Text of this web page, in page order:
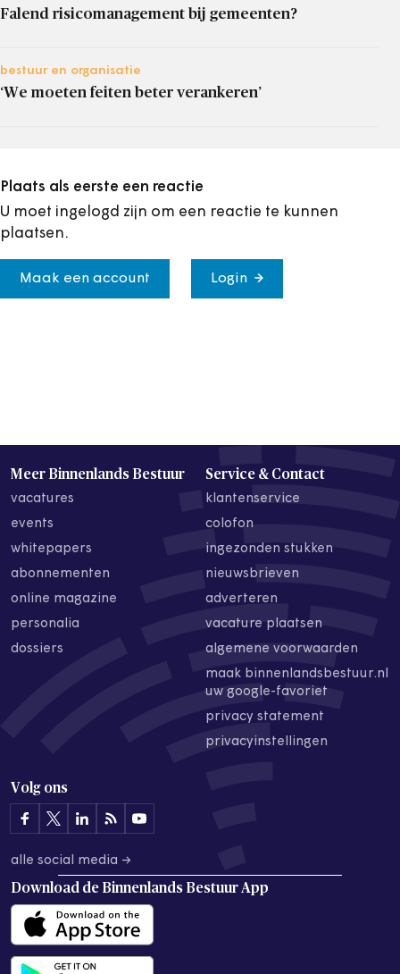
Falend risicomanagement bij gemeenten?
bestuur en organisatie
‘We moeten feiten beter verankeren’
Plaats als eerste een reactie
U moet ingelogd zijn om een reactie te kunnen
plaatsen.
Maak een account Login
Meer Binnenlands Bestuur
vacatures
events
whitepapers
abonnementen
online magazine
personalia
dossiers
Service & Contact
klantenservice
colofon
ingezonden stukken
nieuwsbrieven
adverteren
vacature plaatsen
algemene voorwaarden
maak binnenlandsbestuur.nl
uw google-favoriet
privacy statement
privacyinstellingen
Volg ons
alle social media →
Download de Binnenlands Bestuur App